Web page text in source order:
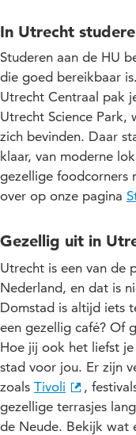
In Utrecht
Studeren aan de HU
die goed bereikbaar
Utrecht Centraal pak
Utrecht Science Park,
zich bevinden. Daar
klaar, van moderne
gezellige foodcorners
over op onze pagina
Gezellig uit in
Utrecht is een van de
Nederland, en dat is
Domstad is altijd iets
een gezellig café? Of
Hoe jij ook het liefst
stad voor jou. Er zijn
zoals Tivoli
,
gezellige terrasjes
de Neude. Bekijk wat